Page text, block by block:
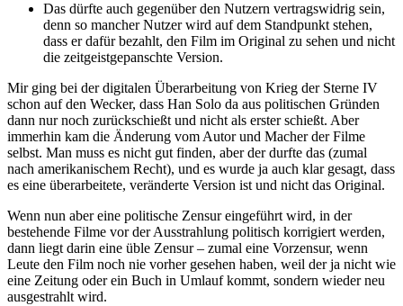
Das dürfte auch gegenüber den Nutzern vertragswidrig sein,
denn so mancher Nutzer wird auf dem Standpunkt stehen,
dass er dafür bezahlt, den Film im Original zu sehen und nicht
die zeitgeistgepanschte Version.
Mir ging bei der digitalen Überarbeitung von Krieg der Sterne IV
schon auf den Wecker, dass Han Solo da aus politischen Gründen
dann nur noch zurückschießt und nicht als erster schießt. Aber
immerhin kam die Änderung vom Autor und Macher der Filme
selbst. Man muss es nicht gut finden, aber der durfte das (zumal
nach amerikanischem Recht), und es wurde ja auch klar gesagt, dass
es eine überarbeitete, veränderte Version ist und nicht das Original.
Wenn nun aber eine politische Zensur eingeführt wird, in der
bestehende Filme vor der Ausstrahlung politisch korrigiert werden,
dann liegt darin eine üble Zensur – zumal eine Vorzensur, wenn
Leute den Film noch nie vorher gesehen haben, weil der ja nicht wie
eine Zeitung oder ein Buch in Umlauf kommt, sondern wieder neu
ausgestrahlt wird.